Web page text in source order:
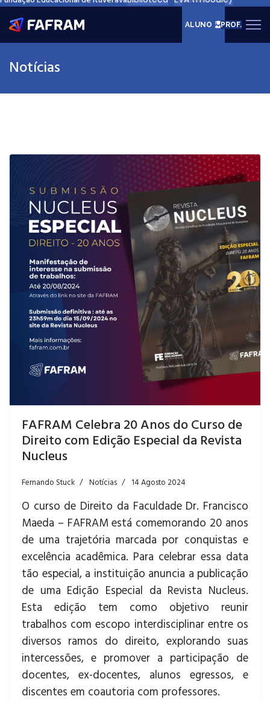
ALUNO PROF.
Notícias
FAFRAM Celebra 20 Anos do Curso de
Direito com Edição Especial da Revista
Nucleus
Fernando Stuck Notícias 14 Agosto 2024
O curso de Direito da Faculdade Dr. Francisco
Maeda – FAFRAM está comemorando 20 anos
de uma trajetória marcada por conquistas e
excelência acadêmica. Para celebrar essa data
tão especial, a instituição anuncia a publicação
de uma Edição Especial da Revista Nucleus.
Esta edição tem como objetivo reunir
trabalhos com escopo interdisciplinar entre os
diversos ramos do direito, explorando suas
intercessões, e promover a participação de
docentes, ex-docentes, alunos egressos, e
discentes em coautoria com professores.